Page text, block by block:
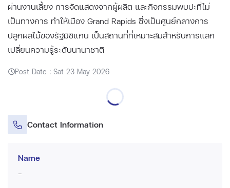
ผ่านงานเลี้ยง การจัดแสดงจากผู้ผลิต และกิจกรรมพบปะที่ไม่
เป็นทางการ ทำให้เมือง Grand Rapids ซึ่งเป็นศูนย์กลางการ
ปลูกผลไม้ของรัฐมิชิแกน เป็นสถานที่ที่เหมาะสมสำหรับการแลก
เปลี่ยนความรู้ระดับนานาชาติ
Post Date : Sat 23 May 2026
Contact Information
Name
-